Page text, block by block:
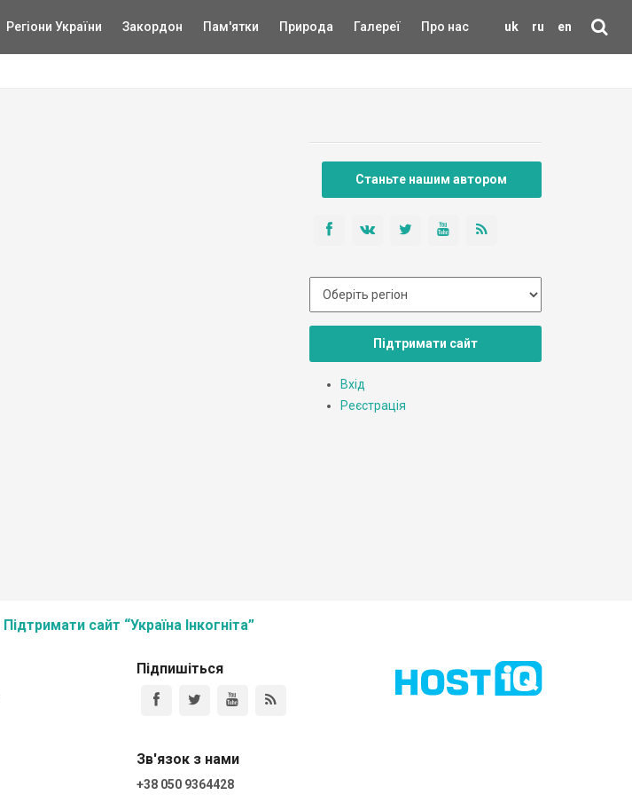
uk ru en
Регіони України Закордон Пам'ятки Природа Галереї Про нас
Станьте нашим автором
Підтримати сайт
Вхід
Реєстрація
Підтримати сайт “Україна Інкогніта”
Підпишіться
Зв'язок з нами
+38 050 9364428